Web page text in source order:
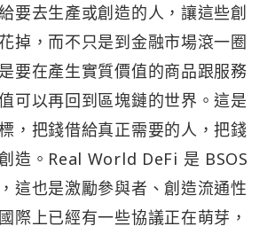
要去生產或創造的人，讓這些創
掉，而不只是到金融市場滾一圈
要在產生實質價值的商品跟服務
可以再回到區塊鏈的世界。這是
，把錢借給真正需要的人，把錢
造。Real World DeFi 是 BSOS
這也是激勵參與者、創造流通性
際上已經有一些協議正在萌芽，